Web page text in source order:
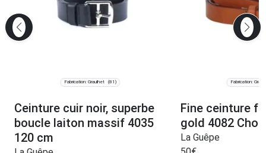
Fabrication: Graulhet (81)
Ceinture cuir noir, superbe
boucle laiton massif 4035
120 cm
Fabrication:
Fine ceinture
gold 4082
La Guêpe